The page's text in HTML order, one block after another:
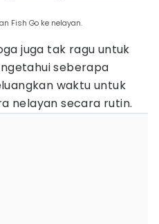
Fish Go ke nelayan.
juga tak ragu untuk
seberapa
waktu untuk
nelayan secara rutin.